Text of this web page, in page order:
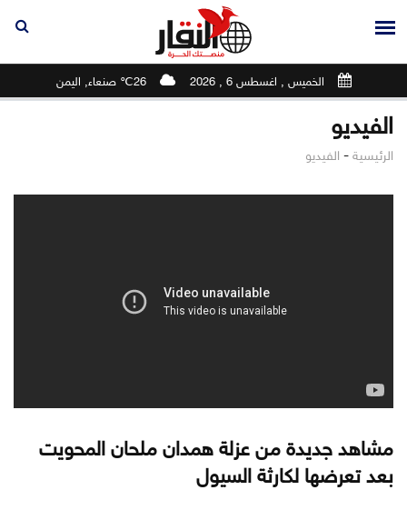
الخميس , اغسطس 6 , 2026 26℃ صنعاء, اليمن
الفيديو
الرئيسية - الفيديو
مشاهد جديدة من عزلة همدان ملحان المحويت
بعد تعرضها لكارثة السيول